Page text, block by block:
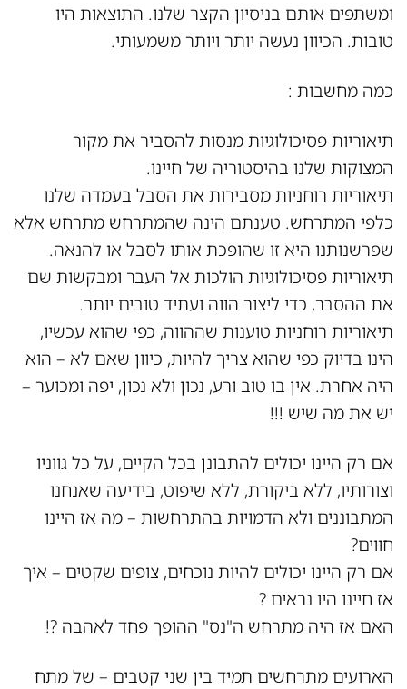
ומשתפים אותם בניסיון הקצר שלנו. התוצאות היו
טובות. הכיוון נעשה יותר ויותר משמעותי.
כמה מחשבות :
תיאוריות פסיכולוגיות מנסות להסביר את מקור
המצוקות שלנו בהיסטוריה של חיינו.
תיאוריות רוחניות מסבירות את הסבל בעמדה שלנו
כלפי המתרחש. טענתם הינה שהמתרחש מתרחש אלא
שפרשנותנו היא זו שהופכת אותו לסבל או להנאה.
תיאוריות פסיכולוגיות הולכות אל העבר ומבקשות שם
את ההסבר, כדי ליצור הווה ועתיד טובים יותר.
תיאוריות רוחניות טוענות שההווה, כפי שהוא עכשיו,
הינו בדיוק כפי שהוא צריך להיות, כיוון שאם לא – הוא
היה אחרת. אין בו טוב ורע, נכון ולא נכון, יפה ומכוער –
יש את מה שיש !!!
אם רק היינו יכולים להתבונן בכל הקיים, על כל גווניו
וצורותיו, ללא ביקורת, ללא שיפוט, בידיעה שאנחנו
המתבוננים ולא הדמויות בהתרחשות – מה אז היינו
חווים?
אם רק היינו יכולים להיות נוכחים, צופים שקטים – איך
אז חיינו היו נראים ?
האם אז היה מתרחש ה"נס" ההופך פחד לאהבה ?!
הארועים מתרחשים תמיד בין שני קטבים – של מתח